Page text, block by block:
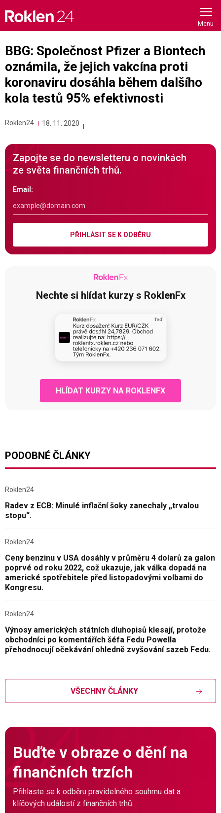
content
BBG: Společnost Pfizer a Biontech
oznámila, že jejich vakcína proti
koronaviru dosáhla během dalšího
kola testů 95% efektivnosti
Roklen24 18. 11. 2020
Zapojte se do newsletteru o novinkách
ze světa finančních trhů.
Email:
PŘIHLÁSIT SE K ODBĚRU
Nechte si hlídat kurzy s RoklenFx
HLÍDAT KURZY NA ROKLENFX
PODOBNÉ ČLÁNKY
Roklen24
Radev z ECB: Minulé inflační šoky zanechaly „trvalou
stopu“.
Roklen24
Ceny benzinu v USA dosáhly v průměru 4 dolarů za galon
poprvé od roku 2022, což ukazuje, jak válka dopadá na
americké spotřebitele před listopadovými volbami do
Kongresu.
Roklen24
Výnosy amerických státních dluhopisů klesají, protože
obchodníci po komentářích šéfa Fedu Powella
přehodnocují očekávání ohledně zvyšování sazeb Fedu.
VŠECHNY ČLÁNKY
Buďte v obraze o dění na
finančních trzích
Přihlaste se k odběru pravidelného souhrnu dat a
klíčových událostí z finančních trhů.